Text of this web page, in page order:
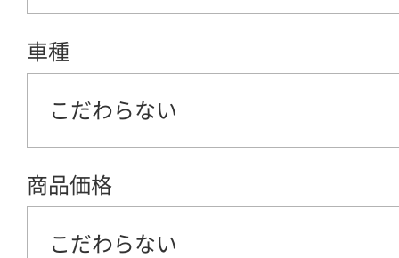
車種
こだわらない
商品価格
こだわらない